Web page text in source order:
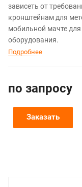
зависеть от
кронштейнам для
мобильной мачте
оборудования.
Подробнее
по запросу
Заказать